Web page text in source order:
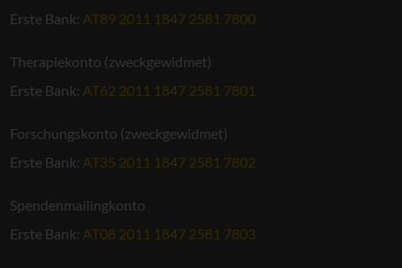
Erste Bank: AT89 2011 1847 2581 7800
Therapiekonto (zweckgewidmet)
Erste Bank: AT62 2011 1847 2581 7801
Forschungskonto (zweckgewidmet)
Erste Bank: AT35 2011 1847 2581 7802
Spendenmailingkonto
Erste Bank: AT08 2011 1847 2581 7803